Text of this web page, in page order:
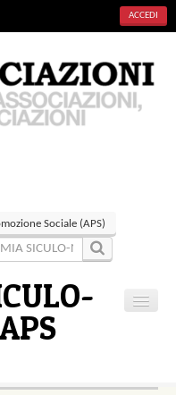
ACCEDI
Sociale (APS)